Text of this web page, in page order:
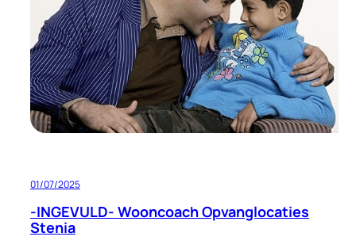
Opvang
Eindhoven
01/07/2025
-INGEVULD- Wooncoach Opvanglocaties
Stenia